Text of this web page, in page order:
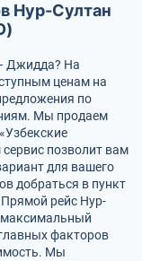
Нур-Султан
Джидда? На
ценам на
по
Мы продаем
позволит вам
для вашего
добраться в пункт
Прямой рейс Нур-
факторов
Мы